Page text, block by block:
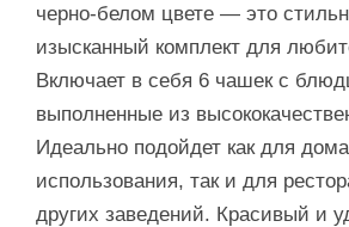
черно-белом цвете — это
изысканный комплект для
Включает в себя 6 чашек с
выполненные из
Идеально подойдет как для
использования, так и для
других заведений. Красивый и